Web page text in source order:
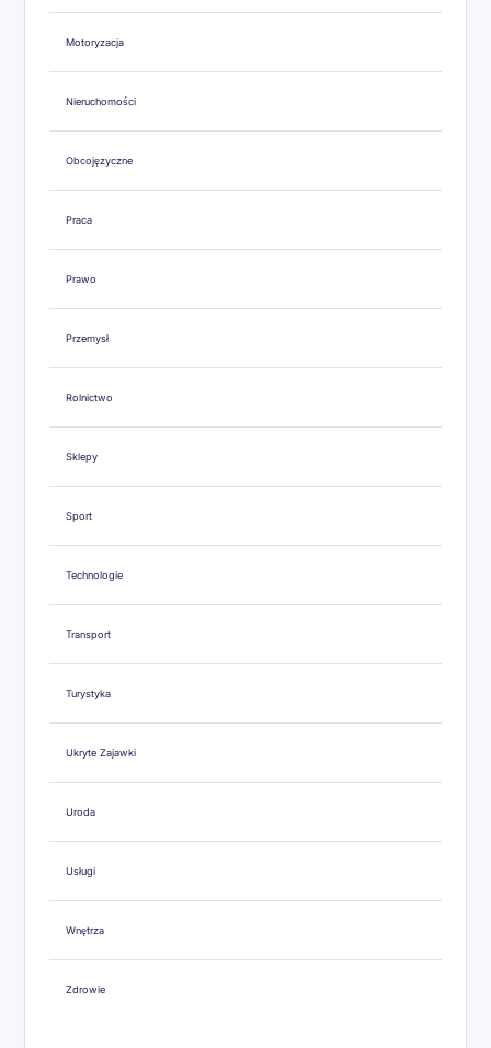
Motoryzacja
Nieruchomości
Obcojęzyczne
Praca
Prawo
Przemysł
Rolnictwo
Sklepy
Sport
Technologie
Transport
Turystyka
Ukryte Zajawki
Uroda
Usługi
Wnętrza
Zdrowie